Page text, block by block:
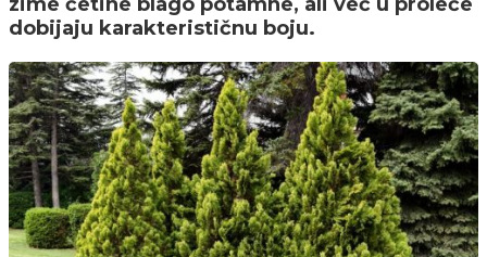
dobijaju karakterističnu boju.